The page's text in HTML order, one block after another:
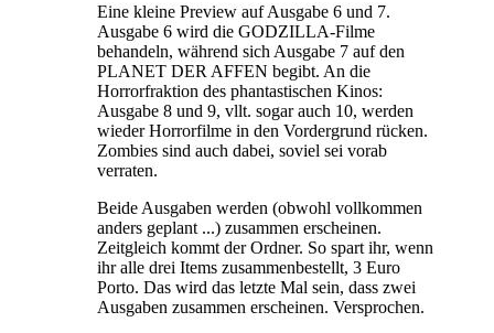
Eine kleine Preview auf Ausgabe 6 und 7.
Ausgabe 6 wird die GODZILLA-Filme
behandeln, während sich Ausgabe 7 auf den
PLANET DER AFFEN begibt. An die
Horrorfraktion des phantastischen Kinos:
Ausgabe 8 und 9, vllt. sogar auch 10, werden
wieder Horrorfilme in den Vordergrund rücken.
Zombies sind auch dabei, soviel sei vorab
verraten.
Beide Ausgaben werden (obwohl vollkommen
anders geplant ...) zusammen erscheinen.
Zeitgleich kommt der Ordner. So spart ihr, wenn
ihr alle drei Items zusammenbestellt, 3 Euro
Porto. Das wird das letzte Mal sein, dass zwei
Ausgaben zusammen erscheinen. Versprochen.